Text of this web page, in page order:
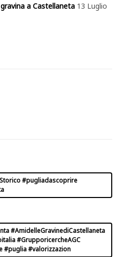
a Castellaneta 13 Luglio
#pugliadascoprire
#AmidelleGravinediCastellaneta
#GrupporicercheAGC
#puglia #valorizzazion